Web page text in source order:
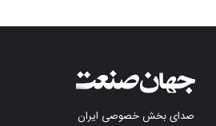
صدای بخش خصوصی ایران